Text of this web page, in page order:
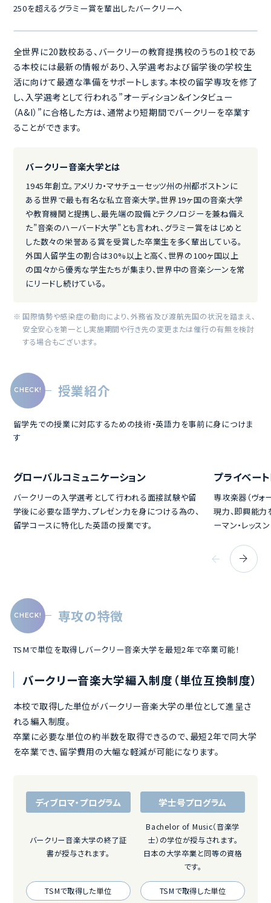
全世界に20数校ある、バークリーの教育提携校のうちの1校であ
る本校には最新の情報があり、入学選考および留学後の学校生
活に向けて最適な準備をサポートします。本校の留学専攻を修了
し、入学選考として行われる”オーディション＆インタビュー
（A&I）”に合格した方は、通常より短期間でバークリーを卒業す
バークリー音楽大学とは
1945年創立。アメリカ・マサチューセッツ州の州都ボストンに
ある世界で最も有名な私立音楽大学。世界19ヶ国の音楽大学
や教育機関と提携し、最先端の設備とテクノロジーを兼ね備え
た”音楽のハーバード大学”とも言われ、グラミー賞をはじめと
した数々の栄誉ある賞を受賞した卒業生を多く輩出している。
外国人留学生の割合は30%以上と高く、世界の100ヶ国以上
の国々から優秀な学生たちが集まり、世界中の音楽シーンを常
国際情勢や感染症の動向により、外務省及び渡航先国の状況を踏まえ、
安全安心を第一とし実施期間や行き先の変更または催行の有無を検討
留学先での授業に対応するための技術・英語力を事前に身につけま
グローバルコミュニケーション
バークリーの入学選考として行われる面接試験や留
学後に必要な語学力、プレゼン力を身につける為の、
プライベー
専攻楽器（ヴォ
現力、即興能
ーマン・レッス
バークリー音楽大学編入制度（単位互換制度）
本校で取得した単位がバークリー音楽大学の単位として進呈さ
れる編入制度。
卒業に必要な単位の約半数を取得できるので、最短2年で同大学
バークリー音楽大学の終了証
学士号 プログラム
Bachelor of Music（音楽学
士）の学位が授与されます。
日本の大学卒業と同等の資格
です。